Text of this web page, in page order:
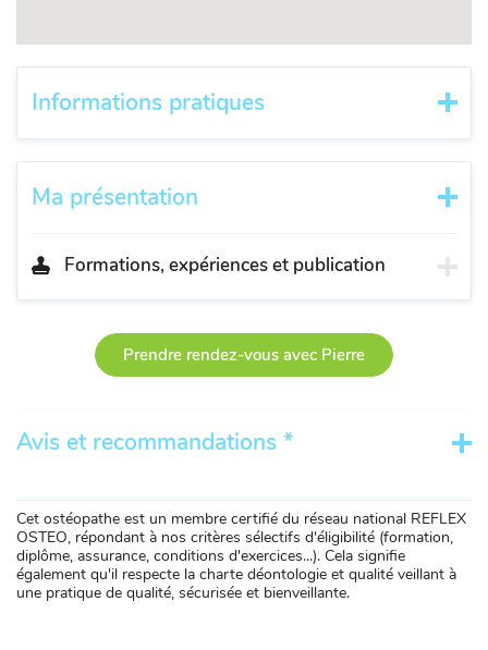
Informations pratiques
Ma présentation
Formations, expériences et publication
Prendre rendez-vous avec Pierre
Avis et recommandations *
Cet ostéopathe est un membre certifié du réseau national REFLEX
OSTEO, répondant à nos critères sélectifs d'éligibilité (formation,
diplôme, assurance, conditions d'exercices...). Cela signifie
également qu'il respecte la charte déontologie et qualité veillant à
une pratique de qualité, sécurisée et bienveillante.